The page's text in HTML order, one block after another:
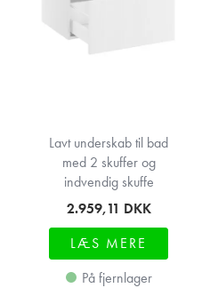
Lavt underskab til bad
med 2 skuffer og
indvendig skuffe
2.959,11 DKK
LÆS MERE
På fjernlager